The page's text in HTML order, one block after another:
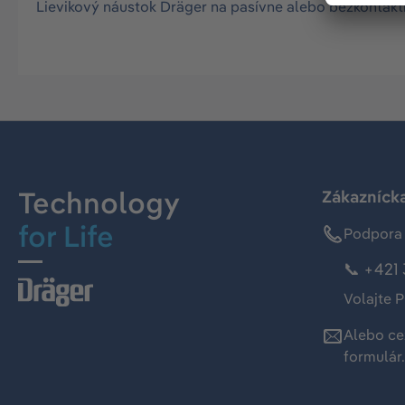
Lievikový náustok Dräger na pasívne alebo
Technology
for Life
📞
Volajte
Alebo
formulár.